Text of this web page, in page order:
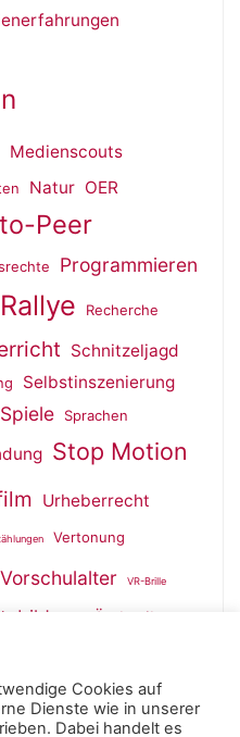
Medienscouts
Natur OER
Peer
Programmieren
Rallye Recherche
Schnitzeljagd
Selbstinszenierung
Spiele Sprachen
Stop Motion
Urheberrecht
Vertonung
Vorschulalter VR-Brille
Ästhetik
Cookies auf
Dienste wie in unserer
Dabei handelt es